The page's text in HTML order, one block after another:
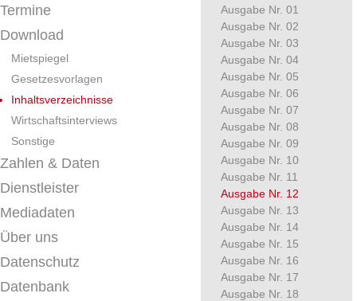
Termine
Download
Mietspiegel
Gesetzesvorlagen
Inhaltsverzeichnisse
Wirtschaftsinterviews
Sonstige
Zahlen & Daten
Dienstleister
Mediadaten
Über uns
Datenschutz
Datenbank
Ausgabe Nr. 01
Ausgabe Nr. 02
Ausgabe Nr. 03
Ausgabe Nr. 04
Ausgabe Nr. 05
Ausgabe Nr. 06
Ausgabe Nr. 07
Ausgabe Nr. 08
Ausgabe Nr. 09
Ausgabe Nr. 10
Ausgabe Nr. 11
Ausgabe Nr. 12
Ausgabe Nr. 13
Ausgabe Nr. 14
Ausgabe Nr. 15
Ausgabe Nr. 16
Ausgabe Nr. 17
Ausgabe Nr. 18